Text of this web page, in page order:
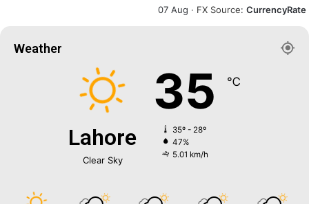
07 Aug · FX Source: CurrencyRate
Weather
Lahore
Clear Sky
35 ℃
35º - 28º
47%
5.01 km/h